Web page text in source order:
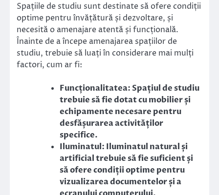
Spațiile de studiu sunt destinate să ofere condiții
optime pentru învățătură și dezvoltare, și
necesită o amenajare atentă și funcțională.
Înainte de a începe amenajarea spațiilor de
studiu, trebuie să luați în considerare mai mulți
factori, cum ar fi:
Funcționalitatea: Spațiul de studiu
trebuie să fie dotat cu mobilier și
echipamente necesare pentru
desfășurarea activităților
specifice.
Iluminatul: Iluminatul natural și
artificial trebuie să fie suficient și
să ofere condiții optime pentru
vizualizarea documentelor și a